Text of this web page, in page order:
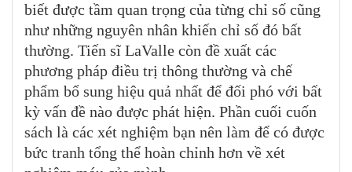
biết được tầm quan trọng của từng chỉ số cũng
như những nguyên nhân khiến chỉ số đó bất
thường. Tiến sĩ LaValle còn đề xuất các
phương pháp điều trị thông thường và chế
phẩm bổ sung hiệu quả nhất để đối phó với bất
kỳ vấn đề nào được phát hiện. Phần cuối cuốn
sách là các xét nghiệm bạn nên làm để có được
bức tranh tổng thể hoàn chỉnh hơn về xét